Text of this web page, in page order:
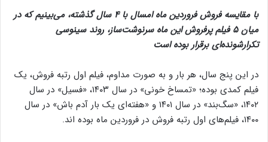
با مقایسه فروش فروردین ماه امسال با ۴ سال گذشته، می‌بینیم که در
میان ۵ فیلم پرفروش این ماه سرنوشت‌ساز، روند سینوسی
تکرارشونده‌ای برقرار بوده است
در این پنج سال، هر بار و به صورت مداوم، فیلم اول رتبه فروش، یک
فیلم کمدی بوده؛ «تمساخ خونی» در سال ۱۴۰۳، «فسیل» در سال
۱۴۰۲، «سگ‌بند» در سال ۱۴۰۱ و «هفته‌ای یک بار آدم باش» در سال
۱۴۰۰، فیلم‌های اول رتبه فروش در فروردین ماه بوده اند.